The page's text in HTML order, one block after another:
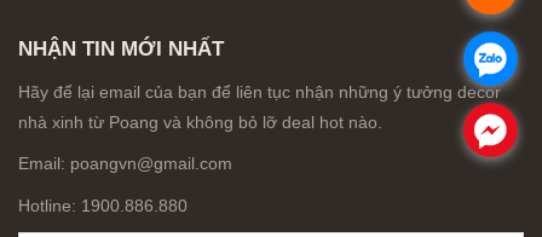
NHẬN TIN MỚI NHẤT
Hãy để lại email của bạn để liên tục nhận những ý tưởng decor
nhà xinh từ Poang và không bỏ lỡ deal hot nào.
Email: poangvn@gmail.com
Hotline: 1900.886.880
.
.